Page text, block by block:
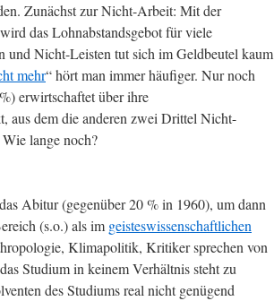
Zunächst zur Nicht-Arbeit: Mit der
das Lohnabstandsgebot für viele
und Nicht-Leisten tut sich im Geldbeutel kaum
mehr“ hört man immer häufiger. Nur noch
erwirtschaftet über ihre
aus dem die anderen zwei Drittel Nicht-
lange noch?
Abitur (gegenüber 20 % in 1960), um dann
(s.o.) als im geisteswissenschaftlichen
Klimapolitik, Kritiker sprechen von
Studium in keinem Verhältnis steht zu
des Studiums real nicht genügend